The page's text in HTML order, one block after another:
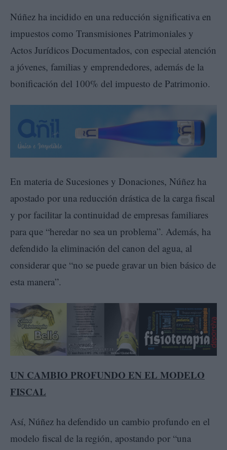
Núñez ha incidido en una reducción significativa en
impuestos como Transmisiones Patrimoniales y
Actos Jurídicos Documentados, con especial atención
a jóvenes, familias y emprendedores, además de la
bonificación del 100% del impuesto de Patrimonio.
En materia de Sucesiones y Donaciones, Núñez ha
apostado por una reducción drástica de la carga fiscal
y por facilitar la continuidad de empresas familiares
para que “heredar no sea un problema”. Además, ha
defendido la eliminación del canon del agua, al
considerar que “no se puede gravar un bien básico de
esta manera”.
UN CAMBIO PROFUNDO EN EL MODELO
FISCAL
Así, Núñez ha defendido un cambio profundo en el
modelo fiscal de la región, apostando por “una